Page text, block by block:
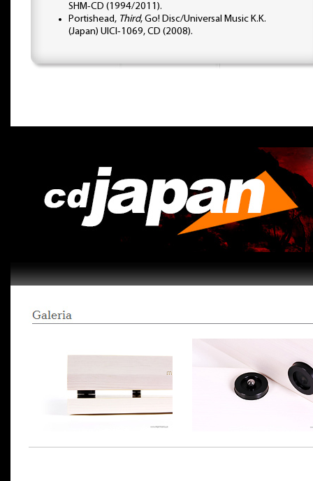
SHM-CD (1994/2011).
Portishead, Third, Go! Disc/Universal Music K.K.
(Japan) UICI-1069, CD (2008).